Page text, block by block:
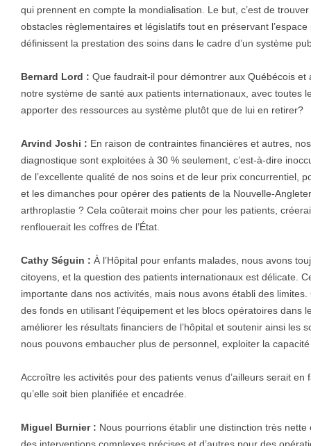
qui prennent en compte la mondialisation. Le but, c’est de
obstacles règlementaires et législatifs tout en préservant
définissent la prestation des soins dans le cadre d’un système
Bernard Lord : Que faudrait-il pour démontrer aux Québécois et
notre système de santé aux patients internationaux, avec toutes
apporter des ressources au système plutôt que de lui en retirer?
Arvind Joshi : En raison de contraintes financières et autres,
diagnostique sont exploitées à 30 % seulement, c’est-à-dire
de l’excellente qualité de nos soins et de leur prix concurrentiel,
et les dimanches pour opérer des patients de la Nouvelle-
arthroplastie ? Cela coûterait moins cher pour les patients,
renflouerait les coffres de l’État.
Cathy Séguin : À l’Hôpital pour enfants malades, nous avons
citoyens, et la question des patients internationaux est délicate.
importante dans nos activités, mais nous avons établi des
des fonds en utilisant l’équipement et les blocs opératoires dans
améliorer les résultats financiers de l’hôpital et soutenir ainsi les
nous pouvons embaucher plus de personnel, exploiter la
Accroître les activités pour des patients venus d’ailleurs serait
qu’elle soit bien planifiée et encadrée.
Miguel Burnier : Nous pourrions établir une distinction très